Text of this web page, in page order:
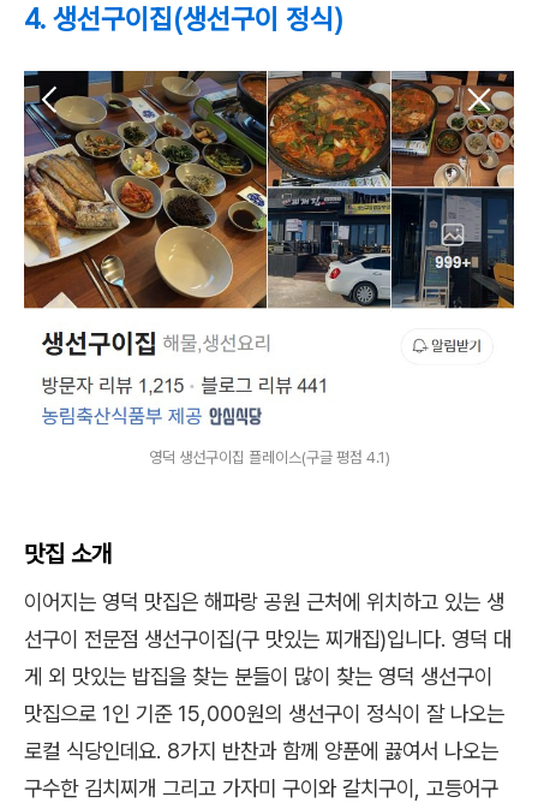
4. 생선구이집(생선구이 정식)
영덕 생선구이집 플레이스(구글 평점 4.1)
맛집 소개
이어지는 영덕 맛집은 해파랑 공원 근처에 위치하고 있는 생
선구이 전문점 생선구이집(구 맛있는 찌개집)입니다. 영덕 대
게 외 맛있는 밥집을 찾는 분들이 많이 찾는 영덕 생선구이
맛집으로 1인 기준 15,000원의 생선구이 정식이 잘 나오는
로컬 식당인데요. 8가지 반찬과 함께 양푼에 끓여서 나오는
구수한 김치찌개 그리고 가자미 구이와 갈치구이, 고등어구